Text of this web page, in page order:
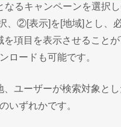
るキャンペーンを選択
、②[表示]を[地域]とし、
項目を表示させることが
ロードも可能です。
ユーザーが検索対象と
いずれかです。